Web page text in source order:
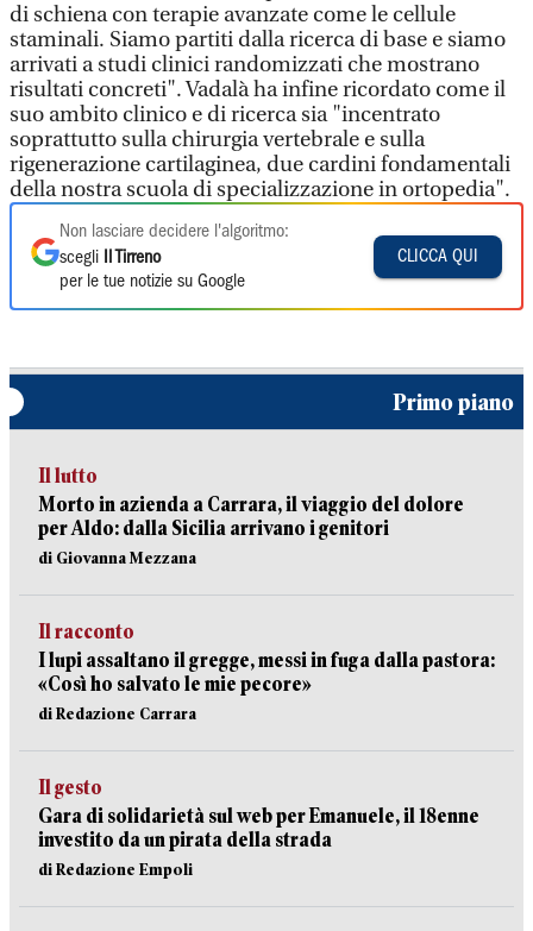
di schiena con terapie avanzate come le cellule
staminali. Siamo partiti dalla ricerca di base e siamo
arrivati a studi clinici randomizzati che mostrano
risultati concreti". Vadalà ha infine ricordato come il
suo ambito clinico e di ricerca sia "incentrato
soprattutto sulla chirurgia vertebrale e sulla
rigenerazione cartilaginea, due cardini fondamentali
della nostra scuola di specializzazione in ortopedia".
Non lasciare decidere l'algoritmo:
scegli
Il Tirreno
per le tue notizie su Google
CLICCA QUI
Primo piano
Il lutto
Morto in azienda a Carrara, il viaggio del dolore
per Aldo: dalla Sicilia arrivano i genitori
di Giovanna Mezzana
Il racconto
I lupi assaltano il gregge, messi in fuga dalla pastora:
«Così ho salvato le mie pecore»
di Redazione Carrara
Il gesto
Gara di solidarietà sul web per Emanuele, il 18enne
investito da un pirata della strada
di Redazione Empoli